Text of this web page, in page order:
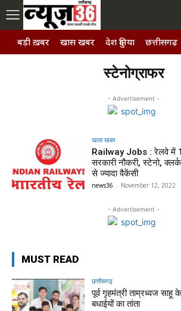
बड़ी ख़बर खास खबर देश दुनिया छत्तीसगढ़
स्टेनोग्राफर
- Advertisement -
खास खबर
Railway Jobs : रेलवे में
सरकारी नौकरी, स्टेनो,
से ज्यादा वैकेंसी
news36 - November 12, 2022
- Advertisement -
MUST READ
छत्तीसगढ़
पूर्व गृहमंत्री ताम्रध्वज साहू
बधाईयों का तांता